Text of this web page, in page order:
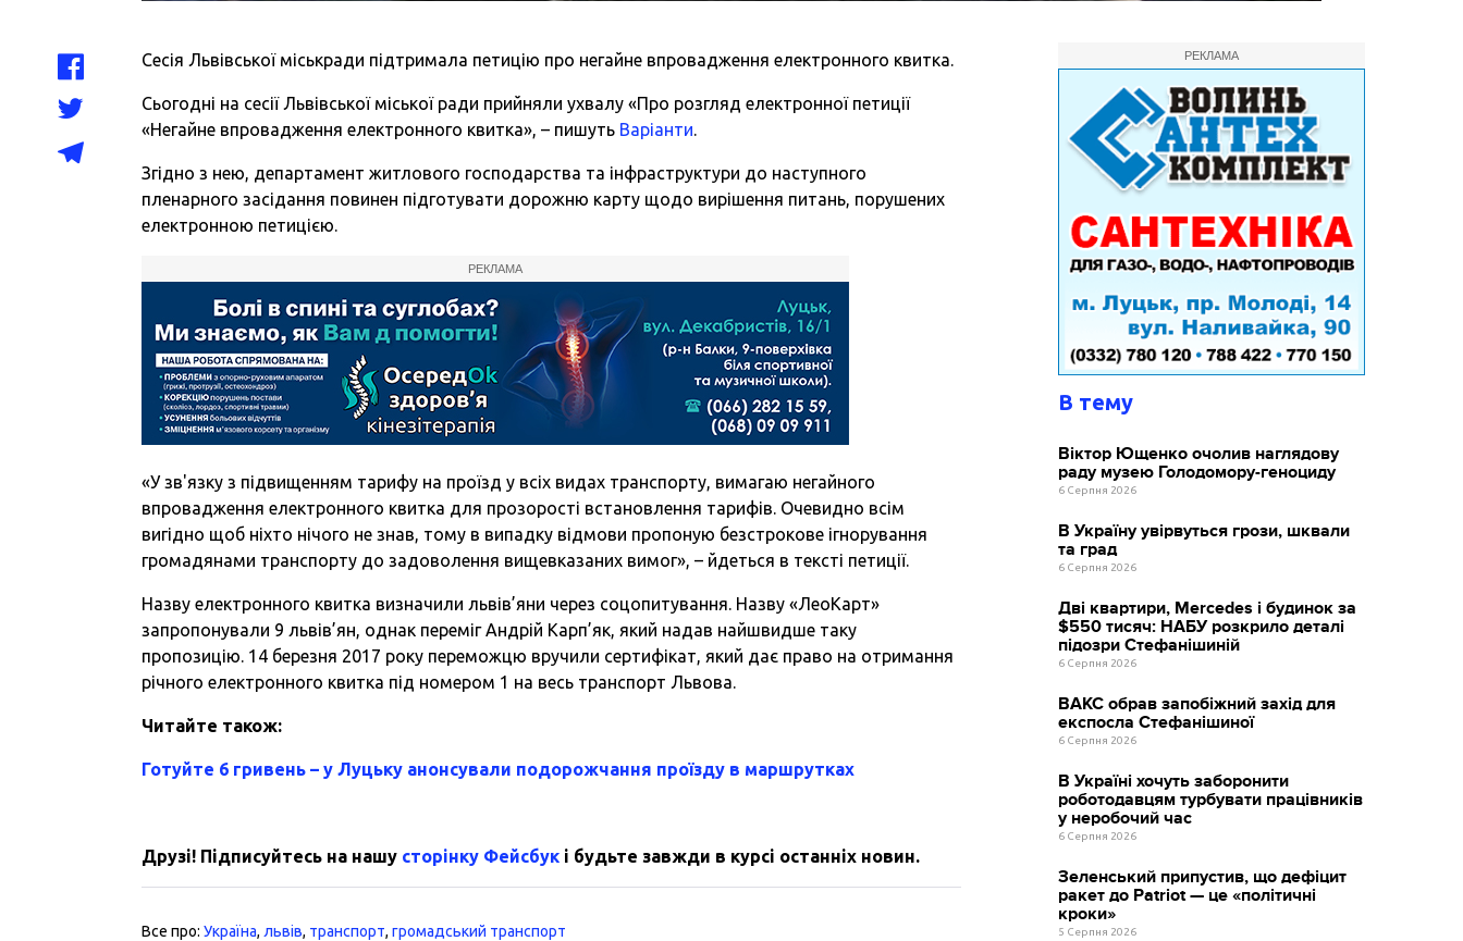
Сесія Львівської міськради підтримала петицію про негайне впровадження електронного квитка.
Сьогодні на сесії Львівської міської ради прийняли ухвалу «Про розгляд електронної петиції
«Негайне впровадження електронного квитка», – пишуть Варіанти.
Згідно з нею, департамент житлового господарства та інфраструктури до наступного
пленарного засідання повинен підготувати дорожню карту щодо вирішення питань, порушених
електронною петицією.
РЕКЛАМА
«У зв'язку з підвищенням тарифу на проїзд у всіх видах транспорту, вимагаю негайного
впровадження електронного квитка для прозорості встановлення тарифів. Очевидно всім
вигідно щоб ніхто нічого не знав, тому в випадку відмови пропоную безстрокове ігнорування
громадянами транспорту до задоволення вищевказаних вимог», – йдеться в тексті петиції.
Назву електронного квитка визначили львів’яни через соцопитування. Назву «ЛеоКарт»
запропонували 9 львів’ян, однак переміг Андрій Карп’як, який надав найшвидше таку
пропозицію. 14 березня 2017 року переможцю вручили сертифікат, який дає право на отримання
річного електронного квитка під номером 1 на весь транспорт Львова.
Читайте також:
Готуйте 6 гривень – у Луцьку анонсували подорожчання проїзду в маршрутках
Друзі! Підписуйтесь на нашу сторінку Фейсбук і будьте завжди в курсі останніх новин.
Все про:Україна, львів, транспорт,громадський транспорт
РЕКЛАМА
В тему
Віктор Ющенко очолив наглядову
раду музею Голодомору-геноциду
6 Серпня 2026
В Україну увірвуться грози, шквали
та град
6 Серпня 2026
Дві квартири, Mercedes і будинок за
$550 тисяч: НАБУ розкрило деталі
підозри Стефанішиній
6 Серпня 2026
ВАКС обрав запобіжний захід для
експосла Стефанішиної
6 Серпня 2026
В Україні хочуть заборонити
роботодавцям турбувати працівників
у неробочий час
6 Серпня 2026
Зеленський припустив, що дефіцит
ракет до Patriot — це «політичні
кроки»
5 Серпня 2026